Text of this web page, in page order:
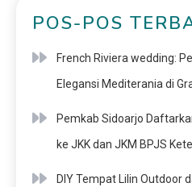
POS-POS
French Riviera wedding:
Elegansi Mediterania di
Pemkab Sidoarjo
ke JKK dan JKM BPJS
DIY Tempat Lilin Outdoor